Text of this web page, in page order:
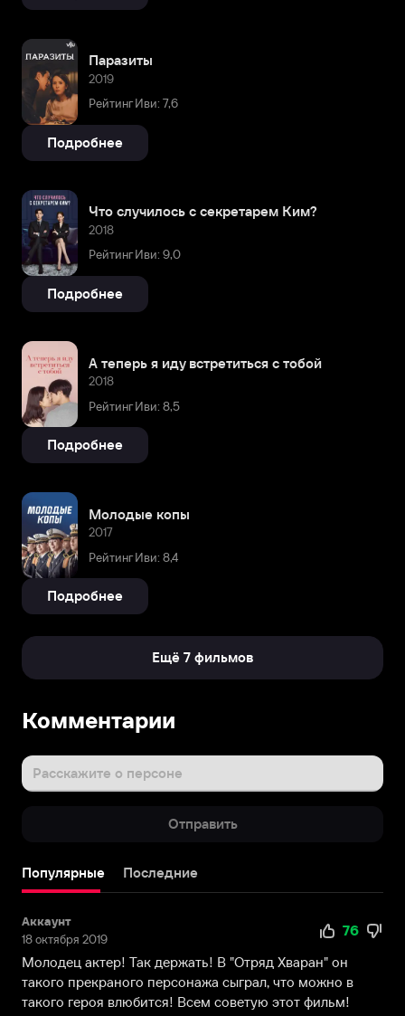
Паразиты
2019
Рейтинг Иви: 7,6
Подробнее
Что случилось с секретарем Ким?
2018
Рейтинг Иви: 9,0
Подробнее
А теперь я иду встретиться с тобой
2018
Рейтинг Иви: 8,5
Подробнее
Молодые копы
2017
Рейтинг Иви: 8,4
Подробнее
Ещё 7 фильмов
Пак
джун
(настоящее
гю)
родился
Сеуле,
Южная
Корея.
У
него
Комментарии
Расскажите о персоне
Отправить
Популярные Последние
Аккаунт
18 октября 2019
76
Молодец актер! Так держать! В "Отряд Хваран" он
такого прекраного персонажа сыграл, что можно в
такого героя влюбится! Всем советую этот фильм!